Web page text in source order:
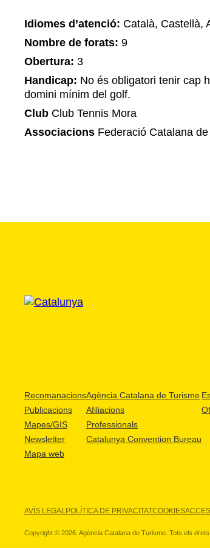
Idiomes d’atenció: Català, Castellà,
Nombre de forats: 9
Obertura: 3
Handicap: No és obligatori tenir cap
domini mínim del golf.
Club Club Tennis Mora
Associacions Federació Catalana
Recomanacions
Publicacions
Mapes/GIS
Newsletter
Mapa web
Agència Catalana de Turisme
Afiliacions
Professionals
Catalunya Convention Bureau
AVÍS LEGALPOLÍTICA DE PRIVACITATCOOKIES
Copyright © 2026. Agència Catalana de Turisme. Tots els drets